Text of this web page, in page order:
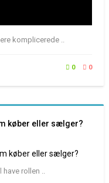
komplicerede ..
0 0
køber eller sælger?
rollen ..